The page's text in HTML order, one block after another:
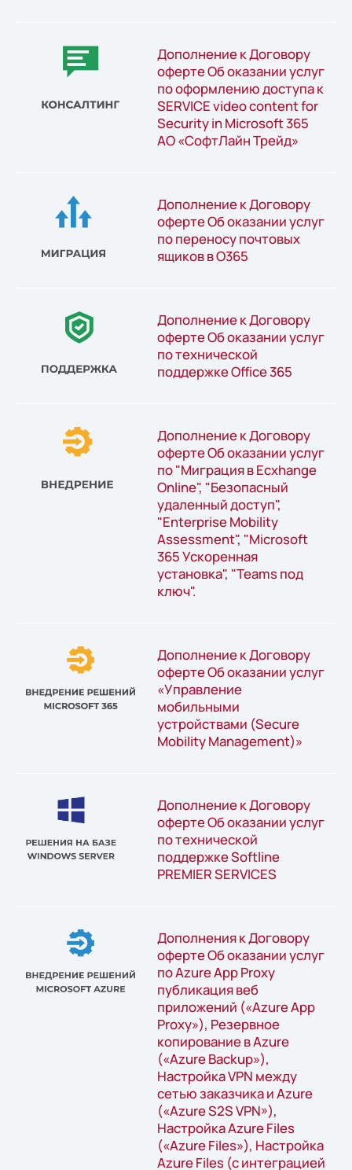
Дополнение к Договору
оферте Об оказании услуг
по оформлению доступа к
SERVICE video content for
Security in Microsoft 365
АО «СофтЛайн Трейд»
Дополнение к Договору
оферте Об оказании услуг
по переносу почтовых
ящиков в O365
Дополнение к Договору
оферте Об оказании услуг
по технической
поддержке Оffice 365
Дополнение к Договору
оферте Об оказании услуг
по "Миграция в Ecxhange
Online", "Безопасный
удаленный доступ",
"Enterprise Mobility
Assessment", "Microsoft
365 Ускоренная
установка", "Teams под
ключ".
Дополнение к Договору
оферте Об оказании услуг
«Управление
мобильными
устройствами (Secure
Mobility Management)»
Дополнение к Договору
оферте Об оказании услуг
по технической
поддержке Softline
PREMIER SERVICES
Дополнения к Договору
оферте Об оказании услуг
по Azure App Proxy
публикация веб
приложений («Azure App
Proxy»), Резервное
копирование в Azure
(«Azure Backup»),
Настройка VPN между
сетью заказчика и Azure
(«Azure S2S VPN»),
Настройка Azure Files
(«Azure Files»), Настройка
Azure Files (с интеграцией